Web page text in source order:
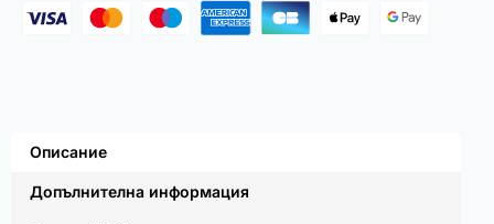
Описание
Допълнителна информация